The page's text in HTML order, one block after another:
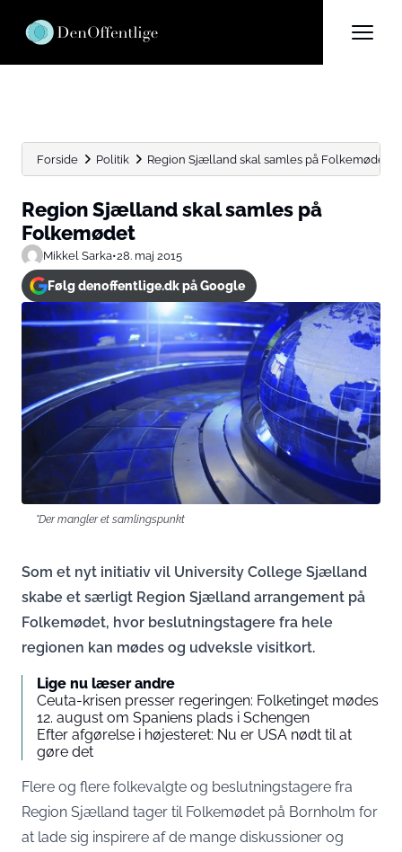
Forside Politik Region Sjælland skal samles på Folkemødet
Region Sjælland skal samles på
Folkemødet
Mikkel Sarka•28. maj 2015
Følg denoffentlige.dk på Google
"Der mangler et samlingspunkt
Som et nyt initiativ vil University College Sjælland
skabe et særligt Region Sjælland arrangement på
Folkemødet, hvor beslutningstagere fra hele
regionen kan mødes og udveksle visitkort.
Lige nu læser andre
Ceuta-krisen presser regeringen: Folketinget mødes
12. august om Spaniens plads i Schengen
Efter afgørelse i højesteret: Nu er USA nødt til at
gøre det
Flere og flere folkevalgte og beslutningstagere fra
Region Sjælland tager til Folkemødet på Bornholm for
at lade sig inspirere af de mange diskussioner og